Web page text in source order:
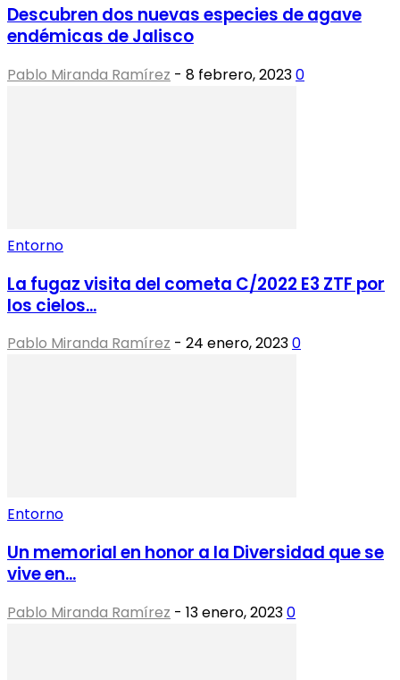
Descubren dos nuevas especies de agave
endémicas de Jalisco
Pablo Miranda Ramírez - 8 febrero, 20230
Entorno
La fugaz visita del cometa C/2022 E3 ZTF por
los cielos...
Pablo Miranda Ramírez - 24 enero, 20230
Entorno
Un memorial en honor a la Diversidad que se
vive en...
Pablo Miranda Ramírez - 13 enero, 20230